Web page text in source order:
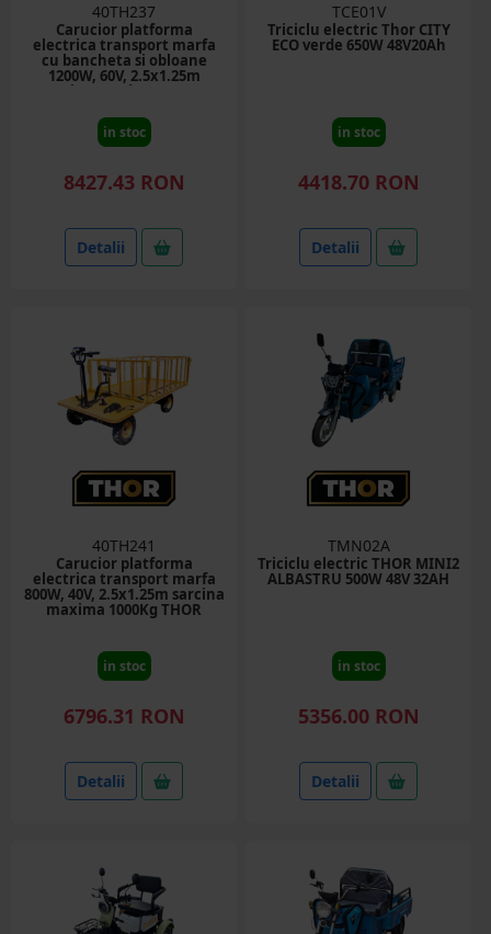
40TH237
Carucior platforma
electrica transport marfa
cu bancheta si obloane
1200W, 60V, 2.5x1.25m
sarcina maxima 1000Kg
in stoc
8427.43 RON
Detalii
TCE01V
Triciclu electric Thor CITY
ECO verde 650W 48V20Ah
in stoc
4418.70 RON
Detalii
40TH241
Carucior platforma
electrica transport marfa
800W, 40V, 2.5x1.25m sarcina
maxima 1000Kg THOR
in stoc
6796.31 RON
Detalii
TMN02A
Triciclu electric THOR MINI2
ALBASTRU 500W 48V 32AH
in stoc
5356.00 RON
Detalii